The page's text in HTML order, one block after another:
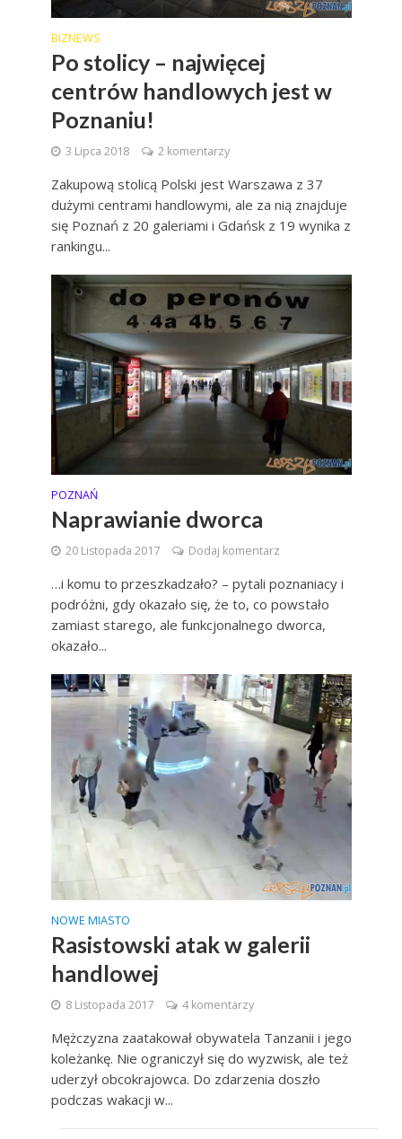
BIZNEWS
Po stolicy – najwięcej
centrów handlowych jest w
Poznaniu!
3 Lipca 2018 2 komentarzy
Zakupową stolicą Polski jest Warszawa z 37
dużymi centrami handlowymi, ale za nią znajduje
się Poznań z 20 galeriami i Gdańsk z 19 wynika z
rankingu...
POZNAŃ
Naprawianie dworca
20 Listopada 2017 Dodaj komentarz
…i komu to przeszkadzało? – pytali poznaniacy i
podróżni, gdy okazało się, że to, co powstało
zamiast starego, ale funkcjonalnego dworca,
okazało...
NOWE MIASTO
Rasistowski atak w galerii
handlowej
8 Listopada 2017 4 komentarzy
Mężczyzna zaatakował obywatela Tanzanii i jego
koleżankę. Nie ograniczył się do wyzwisk, ale też
uderzył obcokrajowca. Do zdarzenia doszło
podczas wakacji w...